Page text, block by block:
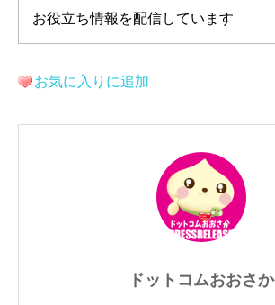
お役立ち情報を配信しています
お気に入りに追加
ドットコムおおさか